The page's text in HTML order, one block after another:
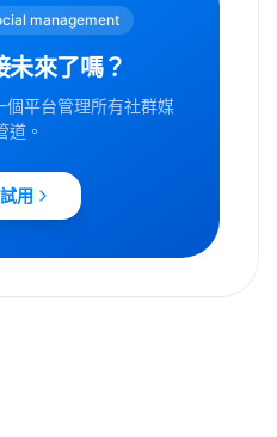
management
未來了嗎？
平台管理所有社群媒
道。
用